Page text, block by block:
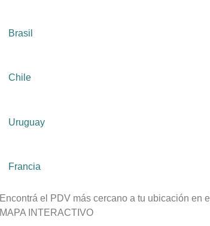
Brasil
Chile
Uruguay
Francia
Encontrá el PDV más cercano a tu ubicación en el
MAPA INTERACTIVO